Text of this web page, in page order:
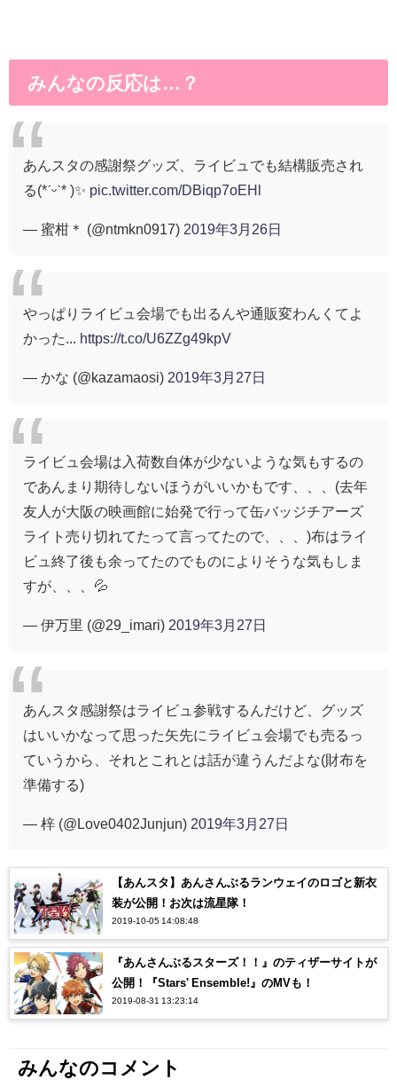
みんなの反応は…？
あんスタの感謝祭グッズ、ライビュでも結構販売され
る(*ˊᵕˋ* )✨ pic.twitter.com/DBiqp7oEHl
— 蜜柑＊ (@ntmkn0917) 2019年3月26日
やっぱりライビュ会場でも出るんや通販変わんくてよ
かった...
https://t.co/U6ZZg49kpV
— かな (@kazamaosi) 2019年3月27日
ライビュ会場は入荷数自体が少ないような気もするの
であんまり期待しないほうがいいかもです、、、(去年
友人が大阪の映画館に始発で行って缶バッジチアーズ
ライト売り切れてたって言ってたので、、、)布はライ
ビュ終了後も余ってたのでものによりそうな気もしま
すが、、、💦
— 伊万里 (@29_imari) 2019年3月27日
あんスタ感謝祭はライビュ参戦するんだけど、グッズ
はいいかなって思った矢先にライビュ会場でも売るっ
ていうから、それとこれとは話が違うんだよな(財布を
準備する)
— 梓 (@Love0402Junjun) 2019年3月27日
【あんスタ】あんさんぶるランウェイのロゴと新衣
装が公開！お次は流星隊！
2019-10-05 14:08:48
『あんさんぶるスターズ！！』のティザーサイトが
公開！『Stars' Ensemble!』のMVも！
2019-08-31 13:23:14
みんなのコメント